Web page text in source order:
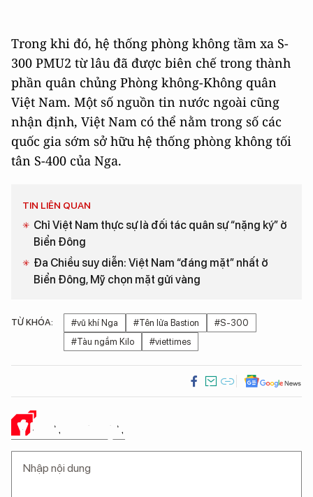
Trong khi đó, hệ thống phòng không tầm xa S-
300 PMU2 từ lâu đã được biên chế trong thành
phần quân chủng Phòng không-Không quân
Việt Nam. Một số nguồn tin nước ngoài cũng
nhận định, Việt Nam có thể nằm trong số các
quốc gia sớm sở hữu hệ thống phòng không tối
tân S-400 của Nga.
TIN LIÊN QUAN
Chỉ Việt Nam thực sự là đối tác quân sự “nặng ký” ở
Biển Đông
Đa Chiều suy diễn: Việt Nam “đáng mặt” nhất ở
Biển Đông, Mỹ chọn mặt gửi vàng
TỪ KHÓA: #vũ khí Nga #Tên lửa Bastion
#S-300
#Tàu ngầm Kilo
#viettimes
Ý KIẾN CỦA BẠN